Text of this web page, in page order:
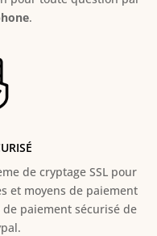
.
de cryptage SSL pour
et moyens de paiement
paiement sécurisé de